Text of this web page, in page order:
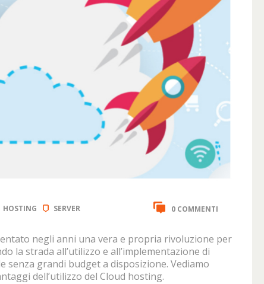
HOSTING SERVER 0 COMMENTI
negli anni una vera e propria rivoluzione per
la strada all’utilizzo e all’implementazione di
senza grandi budget a disposizione. Vediamo
dell’utilizzo del Cloud hosting.